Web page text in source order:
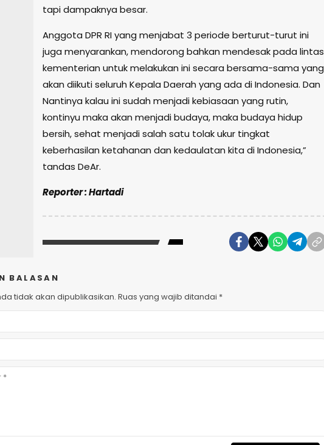
tapi dampaknya besar.
Anggota DPR RI yang menjabat 3 periode berturut-turut ini
juga menyarankan, mendorong bahkan mendesak pada lintas
kementerian untuk melakukan ini secara bersama-sama yang
akan diikuti seluruh Kepala Daerah yang ada di Indonesia. Dan
Nantinya kalau ini sudah menjadi kebiasaan yang rutin,
kontinyu maka akan menjadi budaya, maka budaya hidup
bersih, sehat menjadi salah satu tolak ukur tingkat
keberhasilan ketahanan dan kedaulatan kita di Indonesia,”
tandas DeAr.
Reporter : Hartadi
BALASAN
tidak akan dipublikasikan. Ruas yang wajib ditandai *